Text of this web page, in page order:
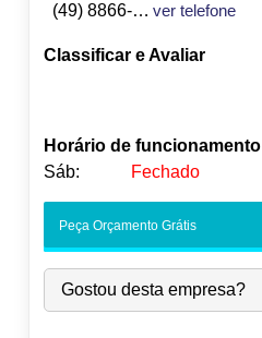
(49) 8866-1473
ver telefone
Classificar e Avaliar
Horário de funcionamento
Sáb:
Fechado
-
Qua:
09:00-18:00
Qui:
09:00-18:00
Peça Orçamento Grátis
Gostou desta empresa?